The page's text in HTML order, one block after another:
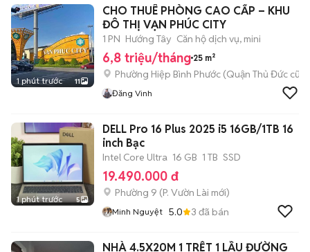
1 phút trước 11
CHO THUÊ PHÒNG CAO CẤP – KHU
ĐÔ THỊ VẠN PHÚC CITY
1 PN Hướng Tây Căn hộ dịch vụ, mini
6,8 triệu/tháng 25 m²
Phường Hiệp Bình Phước (Quận Thủ Đức cũ)
Đăng Vinh
1 phút trước 5
DELL Pro 16 Plus 2025 i5 16GB/1TB 16
inch Bạc
Intel Core Ultra 16 GB 1 TB SSD
19.490.000 đ
Phường 9 (P. Vườn Lài mới)
Minh Nguyệt 5.0 3 đã bán
NHÀ 4.5X20M 1 TRỆT 1 LẦU ĐƯỜNG